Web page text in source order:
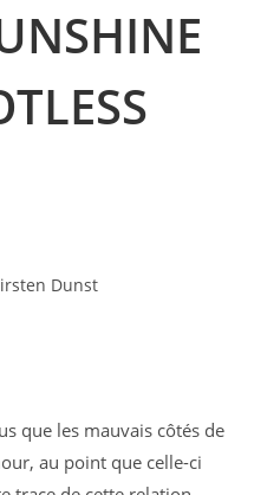
Dunst
que les mauvais côtés de
au point que celle-ci